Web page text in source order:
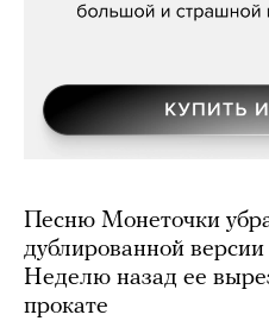
Песню Монеточки
дублированной
Неделю назад ее
прокате